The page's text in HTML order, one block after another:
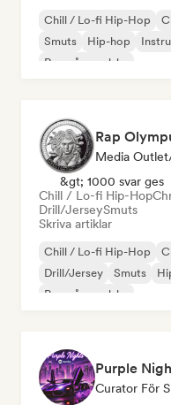
Chill / Lo-fi Hip-Hop
Smuts
Hip-hop
Rap på engelska
Rap
Media
&gt; 1000 svar ges
Chill / Lo-fi Hip-Hop
Drill/JerseySmuts
Skriva artiklar
Chill / Lo-fi Hip-Hop
Drill/Jersey
Smuts
Rap på engelska
Purple
Curator För